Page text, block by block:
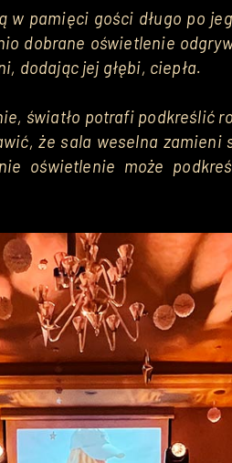
pamięci gości długo po
dobrane oświetlenie
dodając jej głębi, ciepła.
światło potrafi podkreślić
że sala weselna
oświetlenie może